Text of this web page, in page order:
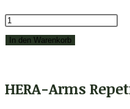
HERA-
Arms
H6
In den Warenkorb
HERA-Arms